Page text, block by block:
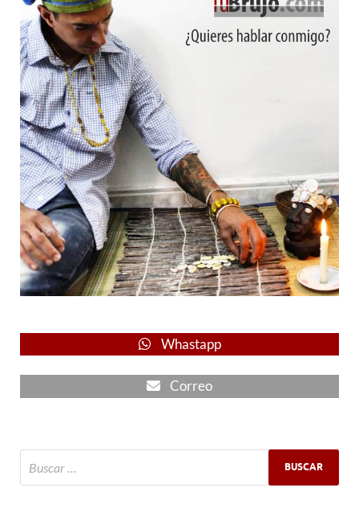
Whastapp
Correo